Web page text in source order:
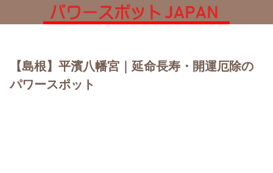
【島根】平濱八幡宮｜延命長寿・開運厄除の
パワースポット